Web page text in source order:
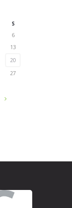
S
6
13
20
27